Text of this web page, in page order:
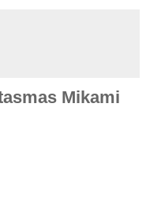
Mikami